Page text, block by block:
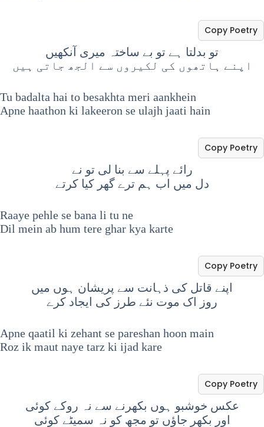
تو بدلتا ہے تو بے ساختہ میری آنکھیں
اپنے ہاتھوں کی لکیروں سے الجھ جاتی ہیں
Copy Poetry
Tu badalta hai to besakhta meri aankhein
Apne haathon ki lakeeron se ulajh jaati hain
رائے پہلے سے بنا لی تو نے
دل میں اب ہم ترے گھر کیا کرتے
Copy Poetry
Raaye pehle se bana li tu ne
Dil mein ab hum tere ghar kya karte
اپنے قاتل کی ذہانت سے پریشان ہوں میں
روز اک موت نئے طرز کی ایجاد کرے
Copy Poetry
Apne qaatil ki zehant se pareshan hoon main
Roz ik maut naye tarz ki ijad kare
عکس خوشبو ہوں بکھرنے سے نہ روکے کوئی
اور بکھر جاؤں تو مجھ کو نہ سمیٹے کوئی
Copy Poetry